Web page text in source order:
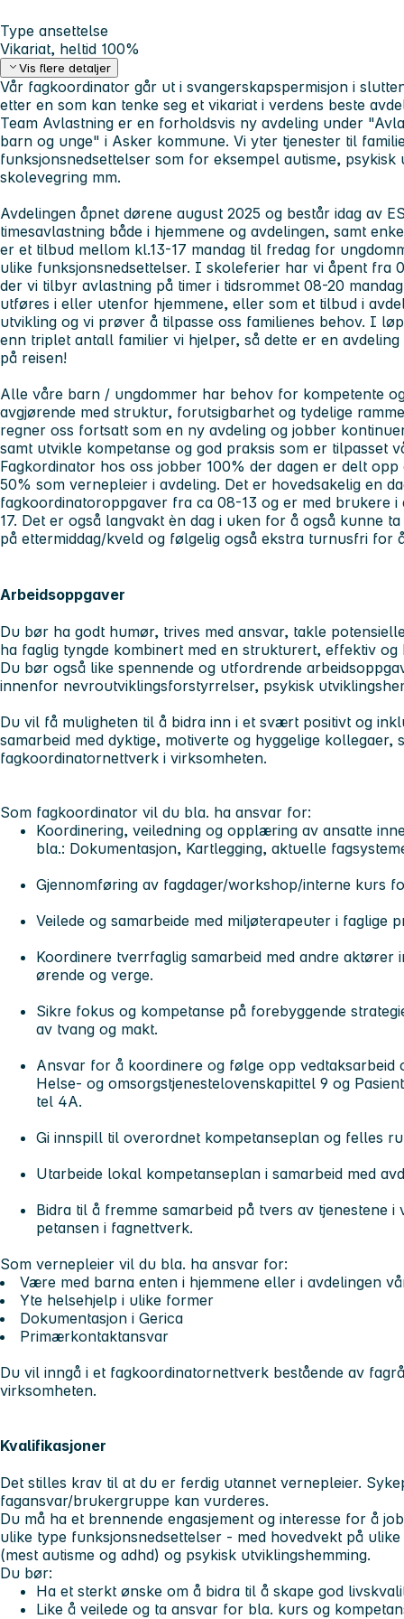
Type ansettelse
Vikariat, heltid 100%
Vis flere detaljer
Vår fagkoordinator går ut i svangerskapspermisjon i
etter en som kan tenke seg et vikariat i verdens beste
Team Avlastning er en forholdsvis ny avdeling under
barn og unge" i Asker kommune. Vi yter tjenester til
funksjonsnedsettelser som for eksempel autisme, psykisk
skolevegring mm.
Avdelingen åpnet dørene august 2025 og består idag av
timesavlastning både i hjemmene og avdelingen, samt
er et tilbud mellom kl.13-17 mandag til fredag for
ulike funksjonsnedsettelser. I skoleferier har vi åpent fra
der vi tilbyr avlastning på timer i tidsrommet 08-20
utføres i eller utenfor hjemmene, eller som et tilbud i
utvikling og vi prøver å tilpasse oss familienes behov. I
enn triplet antall familier vi hjelper, så dette er en
på reisen!
Alle våre barn / ungdommer har behov for kompetente
avgjørende med struktur, forutsigbarhet og tydelige
regner oss fortsatt som en ny avdeling og jobber
samt utvikle kompetanse og god praksis som er tilpasset
Fagkordinator hos oss jobber 100% der dagen er delt
50% som vernepleier i avdeling. Det er hovedsakelig en
fagkoordinatoroppgaver fra ca 08-13 og er med brukere
17. Det er også langvakt èn dag i uken for å også kunne
på ettermiddag/kveld og følgelig også ekstra turnusfri for
Arbeidsoppgaver
Du bør ha godt humør, trives med ansvar, takle
ha faglig tyngde kombinert med en strukturert, effektiv og
Du bør også like spennende og utfordrende
innenfor nevroutviklingsforstyrrelser, psykisk
Du vil få muligheten til å bidra inn i et svært positivt og
samarbeid med dyktige, motiverte og hyggelige kollegaer,
fagkoordinatornettverk i virksomheten.
Som fagkoordinator vil du bla. ha ansvar for:
Koordinering, veiledning og opplæring av ansatte
bla.: Dokumentasjon, Kartlegging, aktuelle
Gjennomføring av fagdager/workshop/interne kurs
Veilede og samarbeide med miljøterapeuter i faglige
Koordinere tverrfaglig samarbeid med andre
ørende og verge.​
Sikre fokus og kompetanse på forebyggende
av tvang og makt.​
Ansvar for å koordinere og følge opp vedtaksarbeid
Helse- og omsorgstjenestelovenskapittel 9 og
tel 4A.​
Gi innspill til overordnet kompetanseplan og felles
Utarbeide lokal kompetanseplan i samarbeid med
Bidra til å fremme samarbeid på tvers av tjenestene
petansen i fagnettverk.
Som vernepleier vil du bla. ha ansvar for:
Være med barna enten i hjemmene eller i avdelingen
Yte helsehjelp i ulike former
Dokumentasjon i Gerica
Primærkontaktansvar
Du vil inngå i et fagkoordinatornettverk bestående av
virksomheten.
Kvalifikasjoner
Det stilles krav til at du er ferdig utannet vernepleier.
fagansvar/brukergruppe kan vurderes.
Du må ha et brennende engasjement og interesse for å
ulike type funksjonsnedsettelser - med hovedvekt på
(mest autisme og adhd) og psykisk utviklingshemming.
Du bør:
Ha et sterkt ønske om å bidra til å skape god
Like å veilede og ta ansvar for bla. kurs og